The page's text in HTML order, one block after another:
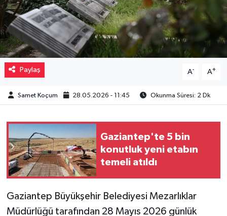
Paylaş A- A+
Samet Koçum 28.05.2026 - 11:45 Okunma Süresi: 2 Dk
Gaziantep'te 5 bin
konutluk yeni etabın
temeli atıldı
Gaziantep Büyükşehir Belediyesi Mezarlıklar
Müdürlüğü tarafından 28 Mayıs 2026 günlük
Resmi İlanlar
Sağlık
Sinemalar
Siyaset
Spor
Teknoloji
Türkiye
Video Haber